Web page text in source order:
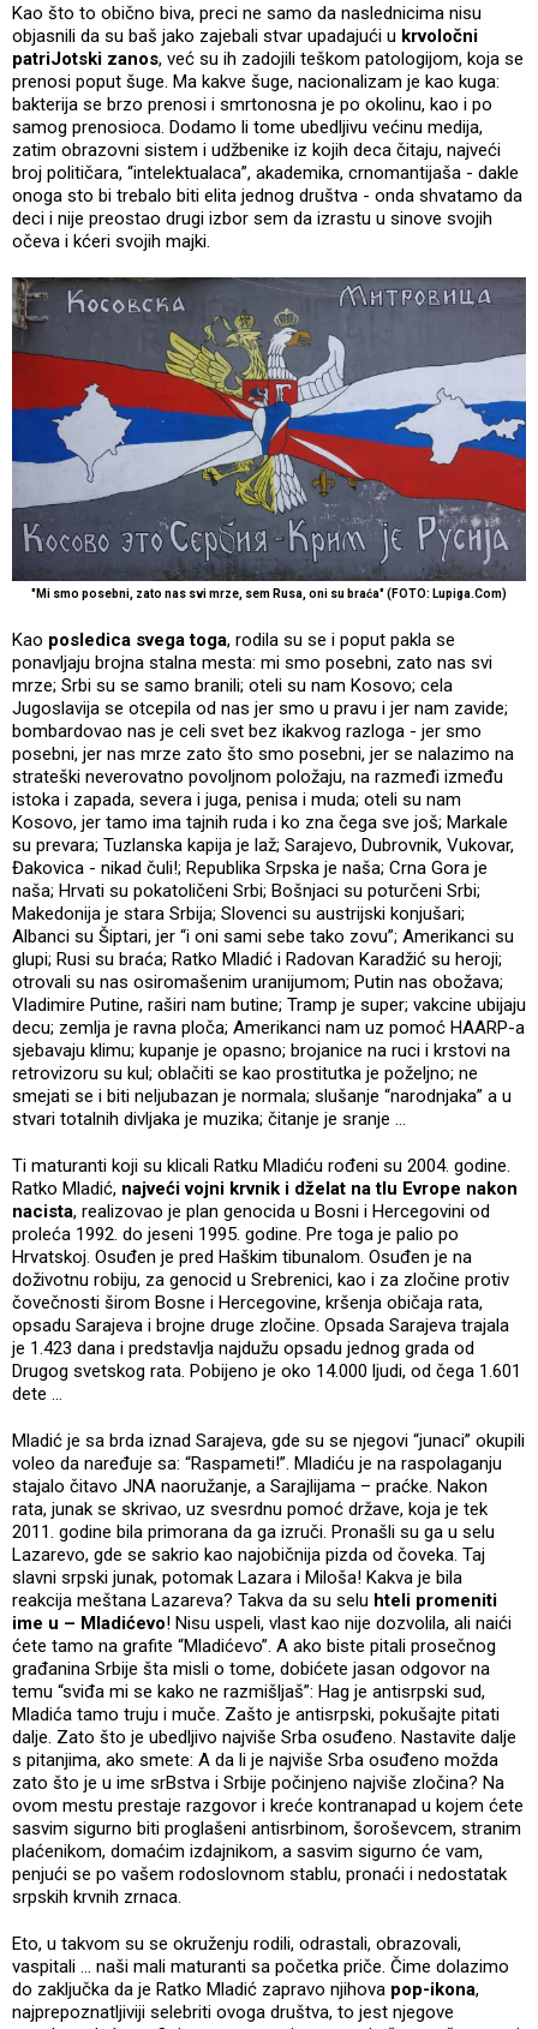
Kao što to obično biva, preci ne samo da naslednicima nisu
objasnili da su baš jako zajebali stvar upadajući u krvoločni
patriJotski zanos, već su ih zadojili teškom patologijom, koja se
prenosi poput šuge. Ma kakve šuge, nacionalizam je kao kuga:
bakterija se brzo prenosi i smrtonosna je po okolinu, kao i po
samog prenosioca. Dodamo li tome ubedljivu većinu medija,
zatim obrazovni sistem i udžbenike iz kojih deca čitaju, najveći
broj političara, “intelektualaca”, akademika, crnomantijaša - dakle
onoga sto bi trebalo biti elita jednog društva - onda shvatamo da
deci i nije preostao drugi izbor sem da izrastu u sinove svojih
očeva i kćeri svojih majki.
"Mi smo posebni, zato nas svi mrze, sem Rusa, oni su braća" (FOTO: Lupiga.Com)
Kao posledica svega toga, rodila su se i poput pakla se
ponavljaju brojna stalna mesta: mi smo posebni, zato nas svi
mrze; Srbi su se samo branili; oteli su nam Kosovo; cela
Jugoslavija se otcepila od nas jer smo u pravu i jer nam zavide;
bombardovao nas je celi svet bez ikakvog razloga - jer smo
posebni, jer nas mrze zato što smo posebni, jer se nalazimo na
strateški neverovatno povoljnom položaju, na razmeđi između
istoka i zapada, severa i juga, penisa i muda; oteli su nam
Kosovo, jer tamo ima tajnih ruda i ko zna čega sve još; Markale
su prevara; Tuzlanska kapija je laž; Sarajevo, Dubrovnik, Vukovar,
Đakovica - nikad čuli!; Republika Srpska je naša; Crna Gora je
naša; Hrvati su pokatoličeni Srbi; Bošnjaci su poturčeni Srbi;
Makedonija je stara Srbija; Slovenci su austrijski konjušari;
Albanci su Šiptari, jer “i oni sami sebe tako zovu”; Amerikanci su
glupi; Rusi su braća; Ratko Mladić i Radovan Karadžić su heroji;
otrovali su nas osiromašenim uranijumom; Putin nas obožava;
Vladimire Putine, raširi nam butine; Tramp je super; vakcine ubijaju
decu; zemlja je ravna ploča; Amerikanci nam uz pomoć HAARP-a
sjebavaju klimu; kupanje je opasno; brojanice na ruci i krstovi na
retrovizoru su kul; oblačiti se kao prostitutka je poželjno; ne
smejati se i biti neljubazan je normala; slušanje “narodnjaka” a u
stvari totalnih divljaka je muzika; čitanje je sranje …
Ti maturanti koji su klicali Ratku Mladiću rođeni su 2004. godine.
Ratko Mladić, najveći vojni krvnik i dželat na tlu Evrope nakon
nacista, realizovao je plan genocida u Bosni i Hercegovini od
proleća 1992. do jeseni 1995. godine. Pre toga je palio po
Hrvatskoj. Osuđen je pred Haškim tibunalom. Osuđen je na
doživotnu robiju, za genocid u Srebrenici, kao i za zločine protiv
čovečnosti širom Bosne i Hercegovine, kršenja običaja rata,
opsadu Sarajeva i brojne druge zločine. Opsada Sarajeva trajala
je 1.423 dana i predstavlja najdužu opsadu jednog grada od
Drugog svetskog rata. Pobijeno je oko 14.000 ljudi, od čega 1.601
dete …
Mladić je sa brda iznad Sarajeva, gde su se njegovi “junaci” okupili
voleo da naređuje sa: “Raspameti!”. Mladiću je na raspolaganju
stajalo čitavo JNA naoružanje, a Sarajlijama – praćke. Nakon
rata, junak se skrivao, uz svesrdnu pomoć države, koja je tek
2011. godine bila primorana da ga izruči. Pronašli su ga u selu
Lazarevo, gde se sakrio kao najobičnija pizda od čoveka. Taj
slavni srpski junak, potomak Lazara i Miloša! Kakva je bila
reakcija meštana Lazareva? Takva da su selu hteli promeniti
ime u – Mladićevo! Nisu uspeli, vlast kao nije dozvolila, ali naići
ćete tamo na grafite “Mladićevo”. A ako biste pitali prosečnog
građanina Srbije šta misli o tome, dobićete jasan odgovor na
temu “sviđa mi se kako ne razmišljaš”: Hag je antisrpski sud,
Mladića tamo truju i muče. Zašto je antisrpski, pokušajte pitati
dalje. Zato što je ubedljivo najviše Srba osuđeno. Nastavite dalje
s pitanjima, ako smete: A da li je najviše Srba osuđeno možda
zato što je u ime srBstva i Srbije počinjeno najviše zločina? Na
ovom mestu prestaje razgovor i kreće kontranapad u kojem ćete
sasvim sigurno biti proglašeni antisrbinom, šoroševcem, stranim
plaćenikom, domaćim izdajnikom, a sasvim sigurno će vam,
penjući se po vašem rodoslovnom stablu, pronaći i nedostatak
srpskih krvnih zrnaca.
Eto, u takvom su se okruženju rodili, odrastali, obrazovali,
vaspitali … naši mali maturanti sa početka priče. Čime dolazimo
do zaključka da je Ratko Mladić zapravo njihova pop-ikona,
najprepoznatljiviji selebriti ovoga društva, to jest njegove